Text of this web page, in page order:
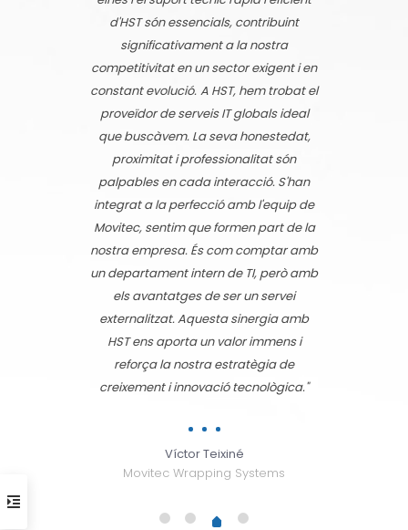
d'HST són essencials, contribuint
significativament a la nostra
competitivitat en un sector exigent i en
constant evolució. A HST, hem trobat el
proveïdor de serveis IT globals ideal
que buscàvem. La seva honestedat,
proximitat i professionalitat són
palpables en cada interacció. S'han
integrat a la perfecció amb l'equip de
Movitec, sentim que formen part de la
nostra empresa. És com comptar amb
un departament intern de TI, però amb
els avantatges de ser un servei
externalitzat. Aquesta sinergia amb
HST ens aporta un valor immens i
reforça la nostra estratègia de
creixement i innovació tecnològica."
Víctor Teixiné
Movitec Wrapping Systems